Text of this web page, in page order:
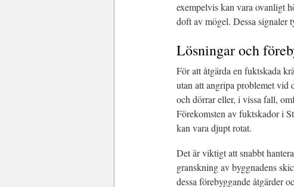
exempelvis kan vara ovanligt
doft av mögel. Dessa signaler
Lösningar och
För att åtgärda en fuktskada
utan att angripa problemet vid
och dörrar eller, i vissa fall,
Förekomsten av fuktskador i
kan vara djupt rotat.
Det är viktigt att snabbt
granskning av byggnadens
dessa förebyggande åtgärder